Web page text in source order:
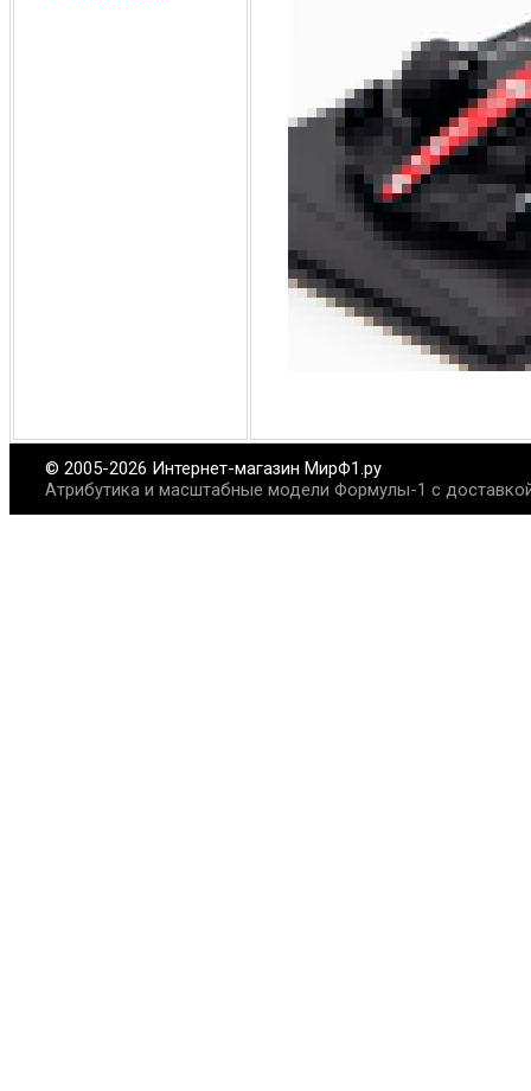
© 2005-2026 Интернет-магазин МирФ1.ру
Атрибутика и масштабные модели Формулы-1 с